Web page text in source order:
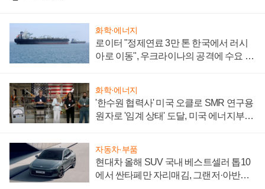
화학·에너지
로이터 "정제연료 3만 톤 한국에서 러시
아로 이동", 우크라이나의 공격에 수요 늘
화학·에너지
'한수원 협력사' 미국 오클로 SMR 연구용
원자로 '임계 상태' 도달, 미국 에너지부
자동차·부품
현대차 올해 SUV 국내 베스트셀러 톱10
에서 싼타페만 자리매김, 그랜저·아반떼